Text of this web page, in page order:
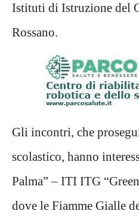
Istituti di Istruzione del
Rossano.
Gli incontri, che
scolastico, hanno
Palma” – ITI ITG
dove le Fiamme Gialle